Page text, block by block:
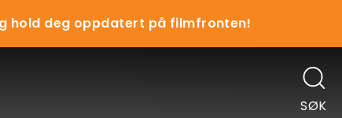
hold deg oppdatert på filmfronten!
SØK